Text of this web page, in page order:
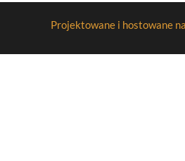
Projektowane i hostowane